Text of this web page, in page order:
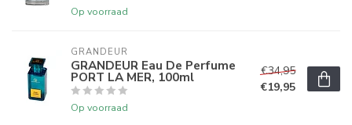
Op voorraad
GRANDEUR
GRANDEUR Eau De Perfume
PORT LA MER, 100ml
Op voorraad
€34,95
€19,95